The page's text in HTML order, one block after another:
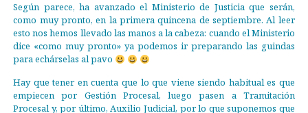
Según parece, ha avanzado el Ministerio de Justicia que serán,
como muy pronto, en la primera quincena de septiembre. Al leer
esto nos hemos llevado las manos a la cabeza: cuando el Ministerio
dice «como muy pronto» ya podemos ir preparando las guindas
para echárselas al pavo
Hay que tener en cuenta que lo que viene siendo habitual es que
empiecen por Gestión Procesal, luego pasen a Tramitación
Procesal y, por último, Auxilio Judicial, por lo que suponemos que